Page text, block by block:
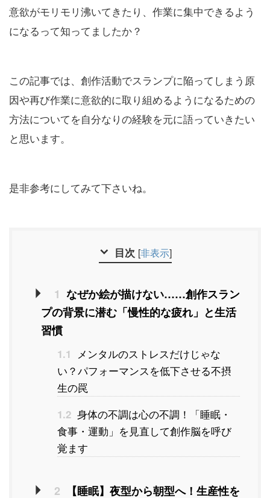
意欲がモリモリ沸いてきたり、作業に集中できるよう
になるって知ってましたか？
この記事では、創作活動でスランプに陥ってしまう原
因や再び作業に意欲的に取り組めるようになるための
方法についてを自分なりの経験を元に語っていきたい
と思います。
是非参考にしてみて下さいね。
目次 [非表示]
1 なぜか絵が描けない……創作スラン
プの背景に潜む「慢性的な疲れ」と生活
習慣
1.1
メンタルのストレスだけじゃな
い？パフォーマンスを低下させる不摂
生の罠
1.2 身体の不調は心の不調！「睡眠・
食事・運動」を見直して創作脳を呼び
覚ます
2
【睡眠】夜型から朝型へ！生産性を